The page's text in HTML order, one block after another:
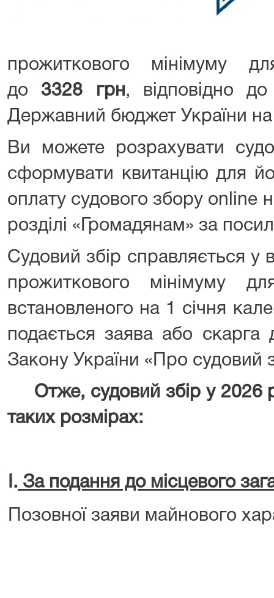
прожиткового мінімуму
до 3328 грн , відповідно
Державний бюджет України на
Ви можете розрахувати
сформувати квитанцію для
оплату судового збору online
розділі «Громадянам» за
Судовий збір справляється у
прожиткового мінімуму
встановленого на 1 січня
подається заява або скарга
Закону України «Про судовий
Отже, судовий збір у 2026
таких розмірах:
I. За подання до місцевого
Позовної заяви майнового